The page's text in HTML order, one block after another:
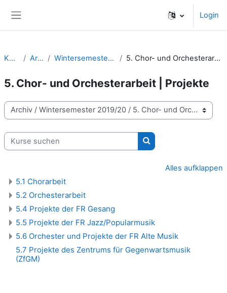
Login
Kurse Archiv Wintersemester 2019/20 5. Chor- und Orchesterarbeit | Projekte
5. Chor- und Orchesterarbeit | Projekte
Kursbereiche
Kurse suchen
Kurse suchen
Alles aufklappen
5.1 Chorarbeit
5.2 Orchesterarbeit
5.4 Projekte der FR Gesang
5.5 Projekte der FR Jazz/Popularmusik
5.6 Orchester und Projekte der FR Alte Musik
5.7 Projekte des Zentrums für Gegenwartsmusik
(ZfGM)